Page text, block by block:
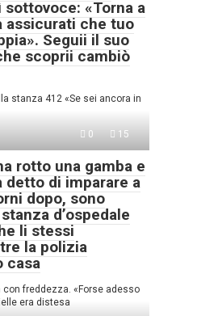
«Torna a
assicurati che tuo
Seguii il suo
scoprii cambiò
stanza 412 «Se sei ancora in
0 15
rotto una gamba e
detto di imparare a
dopo, sono
d’ospedale
li stessi
la polizia
casa
freddezza. «Forse adesso
era distesa